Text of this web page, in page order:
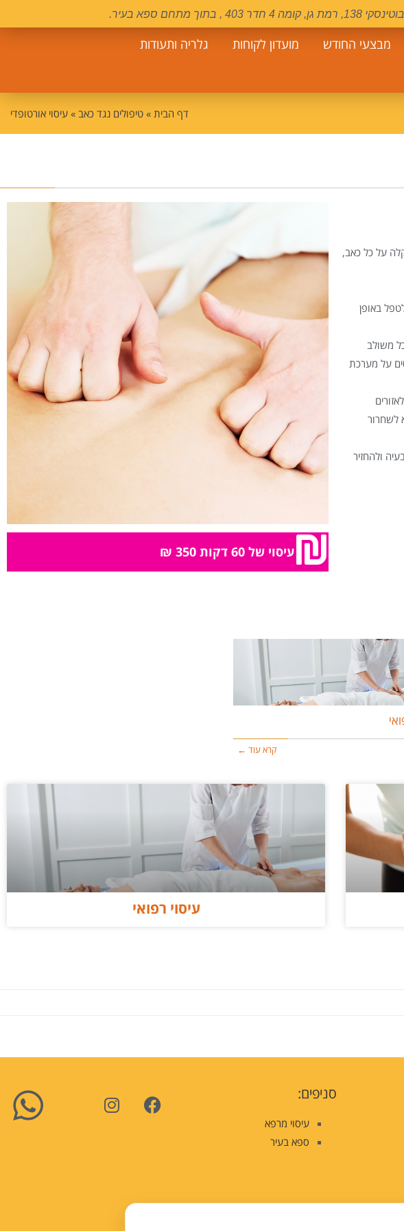
4 חדר 403 , בתוך מתחם ספא בעיר.
מבצעי החודש מועדון לקוחות
גלריה ותעודות
דף הבית » טיפולים נגד כאב » עיסוי אורטופדי
על כל כאב,
באופן
משולב
על מערכת
לשחרור
ולהחזיר
עיסוי של 60 דקות 350 ₪
קרא עוד ←
עיסוי רפואי
סניפים:
עיסוי מרפא
ספא בעיר